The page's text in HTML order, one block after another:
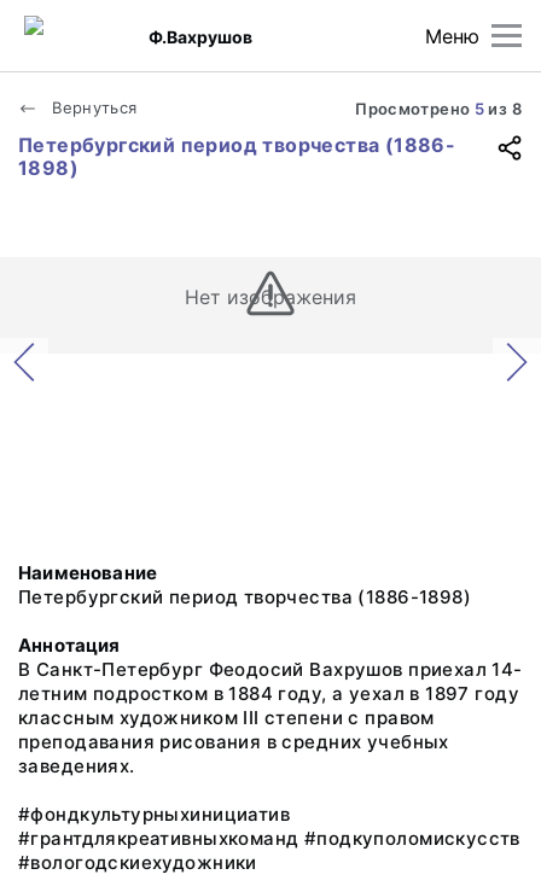
Меню
Ф.Вахрушов
Вернуться Просмотрено 5из 8
Петербургский период творчества (1886-
1898)
Нет изображения
Наименование
Петербургский период творчества (1886-1898)
Аннотация
В Санкт-Петербург Феодосий Вахрушов приехал 14-
летним подростком в 1884 году, а уехал в 1897 году
классным художником III степени с правом
преподавания рисования в средних учебных
заведениях.
#фондкультурныхинициатив
#грантдлякреативныхкоманд #подкуполомискусств
#вологодскиехудожники